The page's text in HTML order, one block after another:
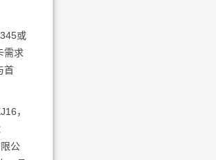
或
需求
首
，
公